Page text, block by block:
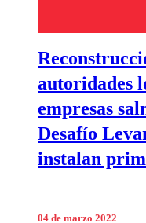
autoridades
empresas
Desafío
instalan
04 de marzo 2022